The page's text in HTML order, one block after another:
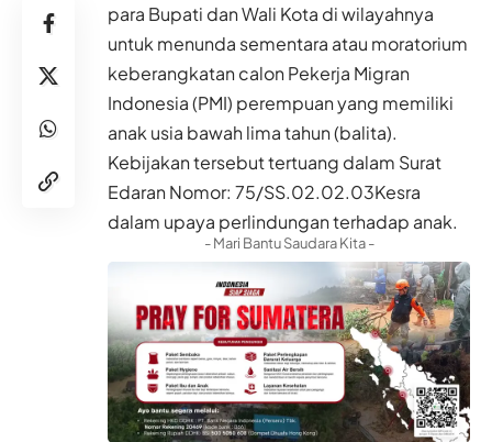
para Bupati dan Wali Kota di wilayahnya
untuk menunda sementara atau moratorium
keberangkatan calon Pekerja Migran
Indonesia (PMI) perempuan yang memiliki
anak usia bawah lima tahun (balita).
Kebijakan tersebut tertuang dalam Surat
Edaran Nomor: 75/SS.02.02.03Kesra
dalam upaya perlindungan terhadap anak.
- Mari Bantu Saudara Kita -